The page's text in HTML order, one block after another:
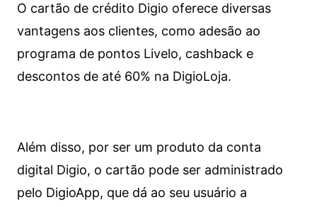
O cartão de crédito Digio oferece diversas
vantagens aos clientes, como adesão ao
programa de pontos Livelo, cashback e
descontos de até 60% na DigioLoja.
Além disso, por ser um produto da conta
digital Digio, o cartão pode ser administrado
pelo DigioApp, que dá ao seu usuário a